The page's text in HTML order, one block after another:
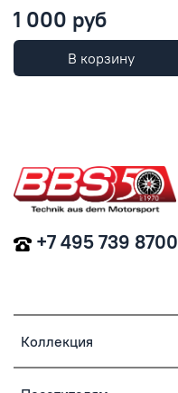
1 000 руб
В корзину
Коллекция
+7 495 739 8700